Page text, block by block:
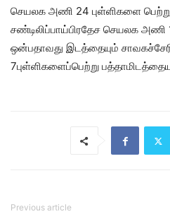
செயலக அணி 24 புள்ளிகளை
சண்டிலிப்பாய்பிரதேச செயலக அணி
ஒன்பதாவது இடத்தையும்
7புள்ளிகளைப்பெற்று
Previous article